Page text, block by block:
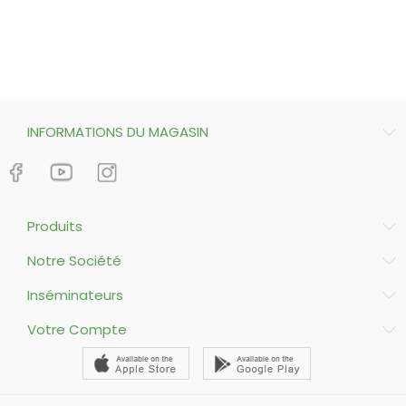
INFORMATIONS DU MAGASIN
Produits
Notre Société
Inséminateurs
Votre Compte